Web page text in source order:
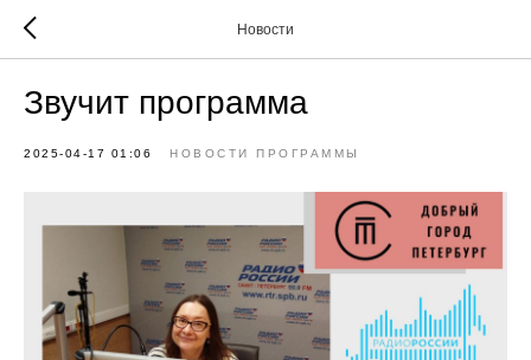
Новости
Звучит программа
2025-04-17 01:06 НОВОСТИ ПРОГРАММЫ